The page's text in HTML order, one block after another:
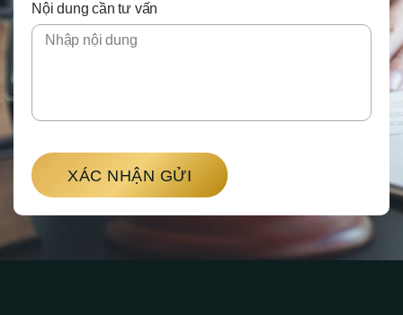
Nội dung cần tư vấn
XÁC NHẬN GỬI